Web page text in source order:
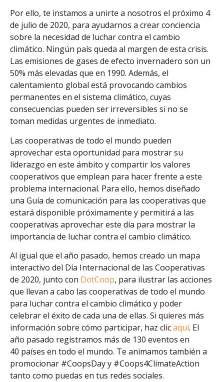
Por ello, te instamos a unirte a nosotros el próximo 4
de julio de 2020, para ayudarnos a crear conciencia
sobre la necesidad de luchar contra el cambio
climático. Ningún país queda al margen de esta crisis.
Las emisiones de gases de efecto invernadero son un
50% más elevadas que en 1990. Además, el
calentamiento global está provocando cambios
permanentes en el sistema climático, cuyas
consecuencias pueden ser irreversibles si no se
toman medidas urgentes de inmediato.
Las cooperativas de todo el mundo pueden
aprovechar esta oportunidad para mostrar su
liderazgo en este ámbito y compartir los valores
cooperativos que emplean para hacer frente a este
problema internacional. Para ello, hemos diseñado
una Guía de comunicación para las cooperativas que
estará disponible próximamente y permitirá a las
cooperativas aprovechar este día para mostrar la
importancia de luchar contra el cambio climático.
Al igual que el año pasado, hemos creado un mapa
interactivo del Día Internacional de las Cooperativas
de 2020, junto con DotCoop, para ilustrar las acciones
que llevan a cabo las cooperativas de todo el mundo
para luchar contra el cambio climático y poder
celebrar el éxito de cada una de ellas. Si quieres más
información sobre cómo participar, haz clicaquí. El
año pasado registramos más de 130 eventos en
40 países en todo el mundo. Te animamos también a
promocionar #CoopsDay y #Coops4ClimateAction
tanto como puedas en tus redes sociales.